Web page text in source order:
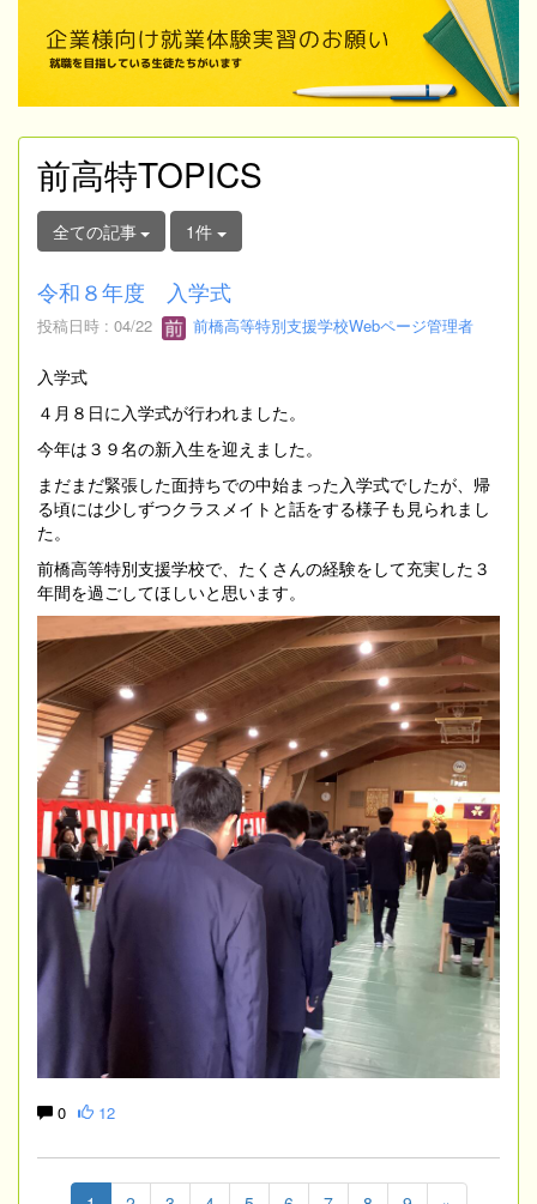
前高特TOPICS
全ての記事 1件
令和８年度 入学式
投稿日時 : 04/22 前橋高等特別支援学校Webページ管理者
入学式
４月８日に入学式が行われました。
今年は３９名の新入生を迎えました。
まだまだ緊張した面持ちでの中始まった入学式でしたが、帰
る頃には少しずつクラスメイトと話をする様子も見られまし
た。
前橋高等特別支援学校で、たくさんの経験をして充実した３
年間を過ごしてほしいと思います。
0 12